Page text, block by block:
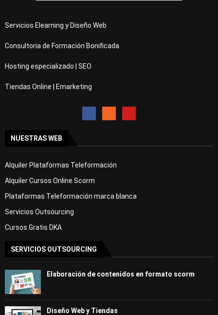
Servicios Elearning y Diseño Web
Consultoria de Formación Bonificada
Hosting especializado | SEO
Tiendas Online | Emarketing
NUESTRAS WEB
Alquiler Plataformas Teleformación
Alquiler Cursos Online Scorm
Plataformas Teleformación marca blanca
Servicios Outsourcing
Cursos Gratis DKA
SERVICIOS OUTSOURCING
Elaboración de contenidos en formato scorm
Diseño Web y Tiendas